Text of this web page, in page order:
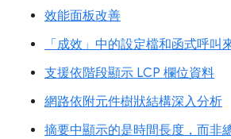
效能面板改善
「成效」中的設定檔和函式呼叫
支援依階段顯示 LCP 欄位資料
網路依附元件樹狀結構深入分析
摘要中顯示的是時間長度，而非